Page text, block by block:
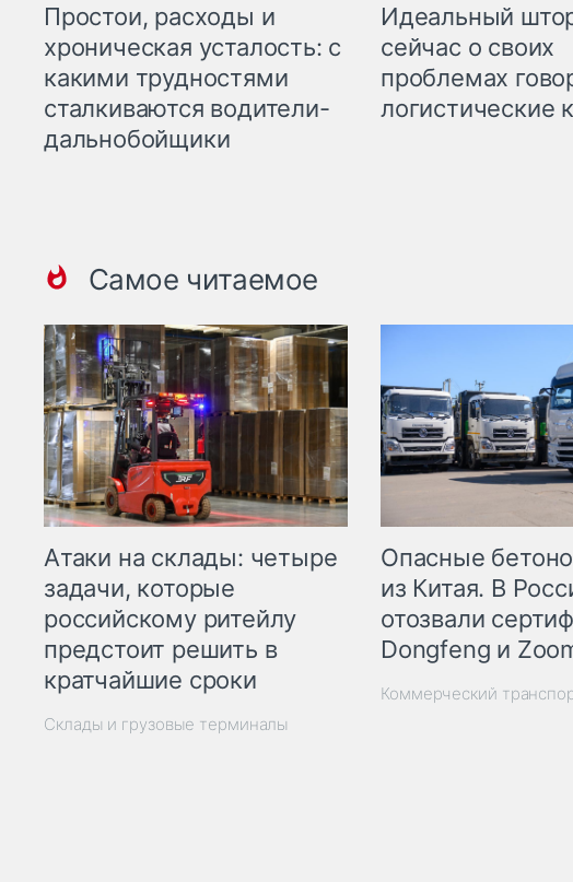
Простои, расходы и
хроническая усталость: с
какими трудностями
сталкиваются водители-
дальнобойщики
Идеальный
сейчас о своих
проблемах
логистические
Самое читаемое
Атаки на склады: четыре
задачи, которые
российскому ритейлу
предстоит решить в
кратчайшие сроки
Склады и грузовые терминалы
Опасные
из Китая. В
отозвали
Dongfeng и
Коммерческий